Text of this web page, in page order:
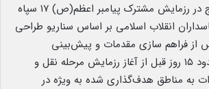
نیروهای سپاه و بسیج در رزمایش مشترک پیامبر اعظم(ص) ۱۷ سپاه
انقلاب اسلامی بر اساس سناریو طراحی
از فراهم سازی مقدمات و پیش‌بینی
ظرفیت‌های لازم از حدود ۱۵ روز قبل از آغاز رزمایش مرحله نقل و
به مناطق هدف‌گذاری شده به ویژه در